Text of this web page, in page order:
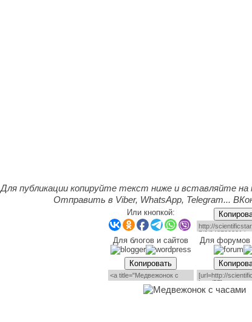
Для публикации копируйте текст ниже и вставляйте на
Отправить в Viber, WhatsApp, Telegram...
Или кнопкой:
Для блогов и сайтов Для форумов
Копировать